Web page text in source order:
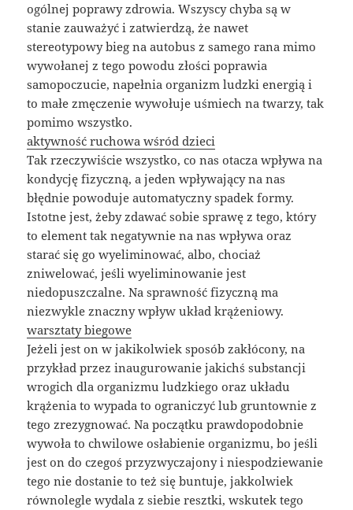
ogólnej poprawy zdrowia. Wszyscy chyba są w
stanie zauważyć i zatwierdzą, że nawet
stereotypowy bieg na autobus z samego rana mimo
wywołanej z tego powodu złości poprawia
samopoczucie, napełnia organizm ludzki energią i
to małe zmęczenie wywołuje uśmiech na twarzy, tak
pomimo wszystko.
aktywność ruchowa wśród dzieci
Tak rzeczywiście wszystko, co nas otacza wpływa na
kondycję fizyczną, a jeden wpływający na nas
błędnie powoduje automatyczny spadek formy.
Istotne jest, żeby zdawać sobie sprawę z tego, który
to element tak negatywnie na nas wpływa oraz
starać się go wyeliminować, albo, chociaż
zniwelować, jeśli wyeliminowanie jest
niedopuszczalne. Na sprawność fizyczną ma
niezwykle znaczny wpływ układ krążeniowy.
warsztaty biegowe
Jeżeli jest on w jakikolwiek sposób zakłócony, na
przykład przez inaugurowanie jakichś substancji
wrogich dla organizmu ludzkiego oraz układu
krążenia to wypada to ograniczyć lub gruntownie z
tego zrezygnować. Na początku prawdopodobnie
wywoła to chwilowe osłabienie organizmu, bo jeśli
jest on do czegoś przyzwyczajony i niespodziewanie
tego nie dostanie to też się buntuje, jakkolwiek
równolegle wydala z siebie resztki, wskutek tego